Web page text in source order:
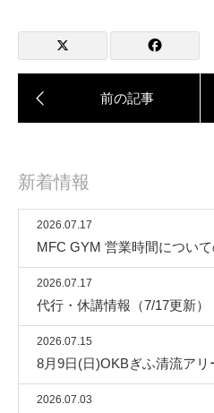
新着情報
2026.07.17
MFC GYM 営業時間につい
2026.07.17
代行・休講情報（7/17更新）
2026.07.15
8月9日(日)OKBぎふ清流ア
2026.07.03